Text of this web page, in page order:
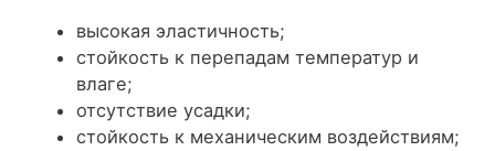
высокая эластичность;
стойкость к перепадам температур и
влаге;
отсутствие усадки;
стойкость к механическим воздействиям;